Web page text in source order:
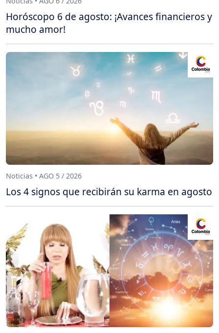
Horóscopo 6 de agosto: ¡Avances financieros y
mucho amor!
Noticias • AGO 5 / 2026
Los 4 signos que recibirán su karma en agosto